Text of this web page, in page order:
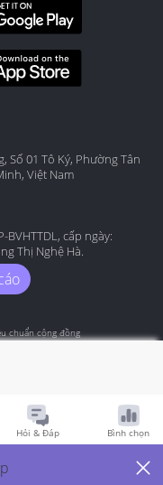
Số 01 Tô Ký, Phường Tân
Việt Nam
BVHTTDL, cấp ngày:
Thị Nghệ Hà.
chuẩn cộng đồng
Hỏi & Đáp Bình chọn